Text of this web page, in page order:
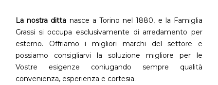
La nostra ditta nasce a Torino nel 1880, e la Famiglia
Grassi si occupa esclusivamente di arredamento per
esterno. Offriamo i migliori marchi del settore e
possiamo consigliarvi la soluzione migliore per le
Vostre esigenze coniugando sempre qualità
convenienza, esperienza e cortesia.